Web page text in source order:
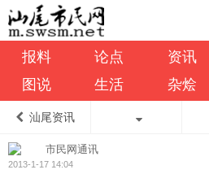
报料 论点 资讯
图说
生活 杂烩
汕尾资讯
市民网通讯
2013-1-17 14:04